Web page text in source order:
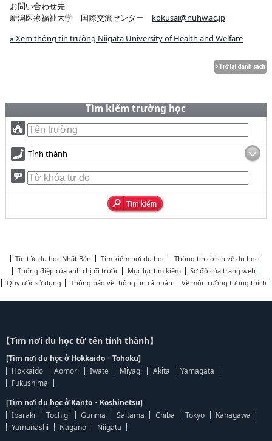
お問い合わせ先
新潟医療福祉大学 国際交流センター kokusai@nuhw.ac.jp
» Xem thông tin trường Niigata University of Health and Welfare
Tìm kiếm trường học
Tỉnh thành
Tin tức du học Nhật Bản Tìm kiếm nơi du học
Thông tin có ích về du học
Thông điệp của anh chị đi trước
Mục lục tìm kiếm
Sơ đồ của trang web
Quy ước sử dụng
Thông báo về thông tin cá nhân Về môi trường tương thích
【Tìm nơi du học từ tên tỉnh thành】
[Tìm nơi du học ở Hokkaido・Tohoku]
Hokkaido
Aomori Iwate Miyagi Akita
Yamagata
Fukushima
[Tìm nơi du học ở Kanto・Koshinetsu]
Ibaraki
Tochigi Gunma Saitama Chiba Tokyo
Kanagawa
Yamanashi
Nagano
Niigata